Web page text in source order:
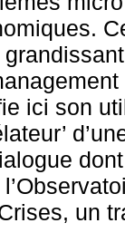
ici son
dont
un